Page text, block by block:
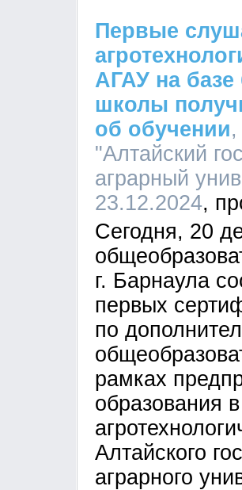
Первые
АГАУ на базе
школы
об обучении
"Алтайский
аграрный
23.12.2024
Сегодня, 20
г. Барнаула
первых
по
рамках
образования в
Алтайского
аграрного